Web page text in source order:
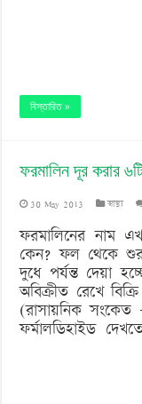
বিস্তারিত »
ফরমালিন দূর করার
30 May 2013 স্বাস্থ্য
ফরমালিনের নাম
কেন? ফল থেকে
দুধে পর্যন্ত দেয়া
অবিক্রীত রেখে
(রাসায়নিক সংকেত
ফর্মালডিহাইড